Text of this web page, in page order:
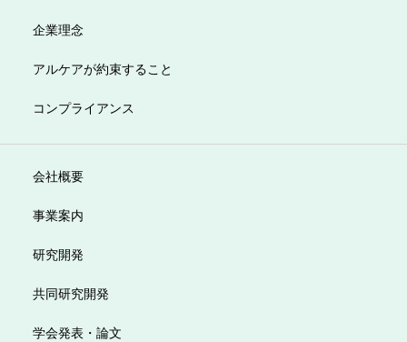
企業理念
アルケアが約束すること
コンプライアンス
会社概要
事業案内
研究開発
共同研究開発
学会発表・論文